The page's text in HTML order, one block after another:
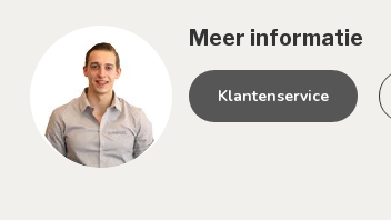
Meer informatie
Klantenservice